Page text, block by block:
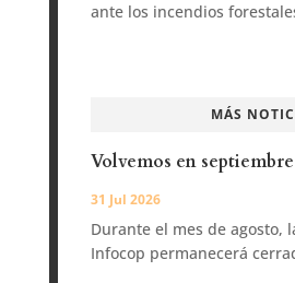
ante los incendios
MÁS
Volvemos en septiembre
31 Jul 2026
Durante el mes de agosto,
Infocop permanecerá